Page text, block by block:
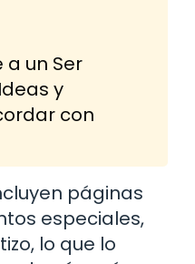
a un Ser
y
con
páginas
especiales,
lo que lo